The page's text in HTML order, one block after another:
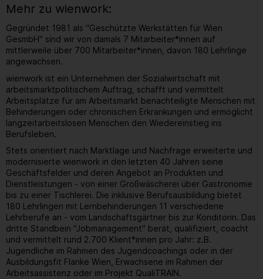
Mehr zu wienwork:
Gegründet 1981 als "Geschützte Werkstätten für Wien
GesmbH" sind wir von damals 7 Mitarbeiter*innen auf
mittlerweile über 700 Mitarbeiter*innen, davon 180 Lehrlinge
angewachsen.
wienwork ist ein Unternehmen der Sozialwirtschaft mit
arbeitsmarktpolitischem Auftrag, schafft und vermittelt
Arbeitsplätze für am Arbeitsmarkt benachteiligte Menschen mit
Behinderungen oder chronischen Erkrankungen und ermöglicht
langzeitarbeitslosen Menschen den Wiedereinstieg ins
Berufsleben.
Stets orientiert nach Marktlage und Nachfrage erweiterte und
modernisierte wienwork in den letzten 40 Jahren seine
Geschäftsfelder und deren Angebot an Produkten und
Dienstleistungen - von einer Großwäscherei über Gastronomie
bis zu einer Tischlerei. Die inklusive Berufsausbildung bietet
180 Lehrlingen mit Lernbehinderungen 11 verschiedene
Lehrberufe an - vom Landschaftsgärtner bis zur Konditorin. Das
dritte Standbein "Jobmanagement" berät, qualifiziert, coacht
und vermittelt rund 2.700 Klient*innen pro Jahr: z.B.
Jugendliche im Rahmen des Jugendcoachings oder in der
Ausbildungsfit Flanke Wien, Erwachsene im Rahmen der
Arbeitsassistenz oder im Projekt QualiTRAIN.